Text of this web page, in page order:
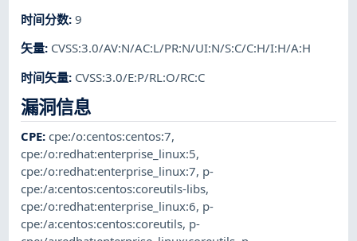
时间分数:9
矢量: CVSS:3.0/AV:N/AC:L/PR:N/UI:N/S:C/C:H/I:H/A:H
时间矢量: CVSS:3.0/E:P/RL:O/RC:C
漏洞信息
CPE:cpe:/o:centos:centos:7,
cpe:/o:redhat:enterprise_linux:5,
cpe:/o:redhat:enterprise_linux:7, p-
cpe:/a:centos:centos:coreutils-libs,
cpe:/o:redhat:enterprise_linux:6, p-
cpe:/a:centos:centos:coreutils, p-